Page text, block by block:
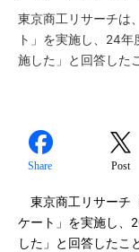
東京商工リサーチは
ト」を実施し、24
施した」と回答した
Share Post
東京商工リサーチ
ケート」を実施し、
した」と回答したこ